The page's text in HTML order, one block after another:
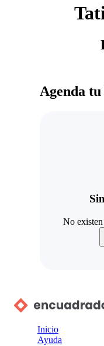
Agenda
No
Inicio
Ayuda